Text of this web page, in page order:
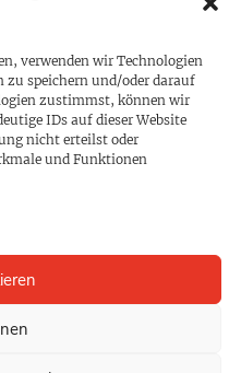
verwenden wir Technologien
zu speichern und/oder darauf
zustimmst, können wir
IDs auf dieser Website
nicht erteilst oder
und Funktionen